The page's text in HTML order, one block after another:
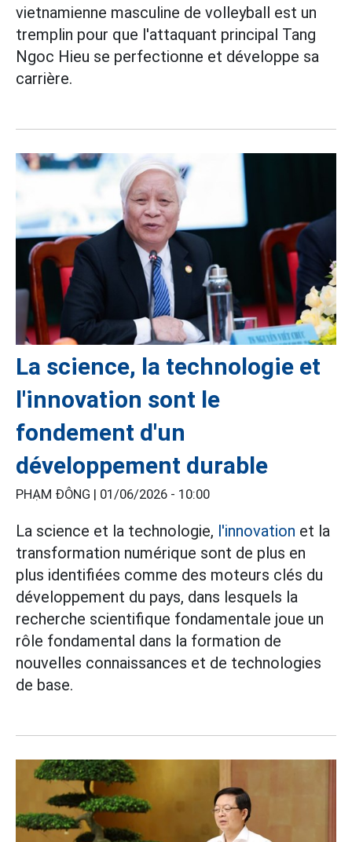
vietnamienne masculine de volleyball est un
tremplin pour que l'attaquant principal Tang
Ngoc Hieu se perfectionne et développe sa
carrière.
La science, la technologie et
l'innovation sont le
fondement d'un
développement durable
PHẠM ĐÔNG | 01/06/2026 - 10:00
La science et la technologie, l'innovation et la
transformation numérique sont de plus en
plus identifiées comme des moteurs clés du
développement du pays, dans lesquels la
recherche scientifique fondamentale joue un
rôle fondamental dans la formation de
nouvelles connaissances et de technologies
de base.